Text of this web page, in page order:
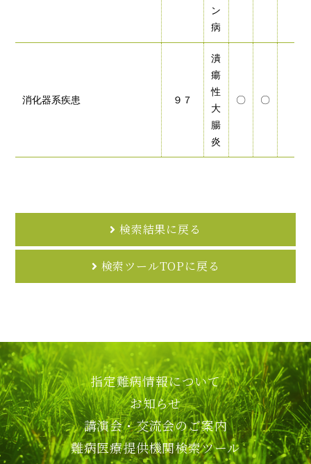
ン
病
消化器系疾患 ９７
潰
瘍
性
大
腸
炎
〇 〇
検索結果に戻る
検索ツールTOPに戻る
指定難病情報について
お知らせ
講演会・交流会のご案内
難病医療提供機関検索ツール